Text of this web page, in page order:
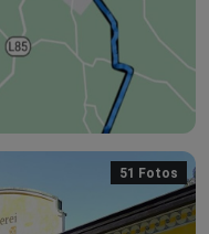
51 Fotos